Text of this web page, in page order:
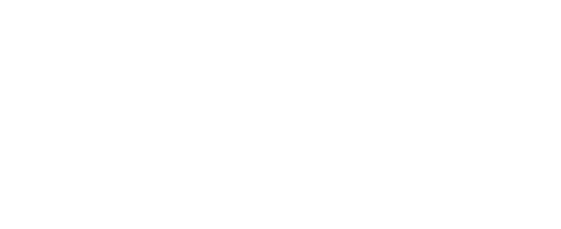
ーズにご登録され
当社の共同利用者
ことをご了承くだ
者に通知します。
合は、取り引きをい
のオムロン制御